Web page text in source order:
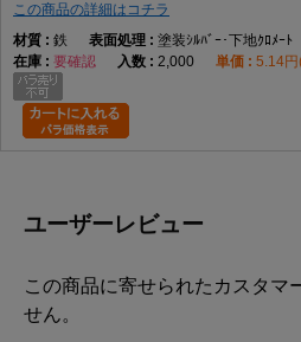
この商品の詳細はコチラ
鉄
塗装ｼﾙﾊﾞｰ･下地ｸﾛﾒｰﾄ
要確認
2,000 5.14
ユーザーレビュー
この商品に寄せられたカスタマ
せん。